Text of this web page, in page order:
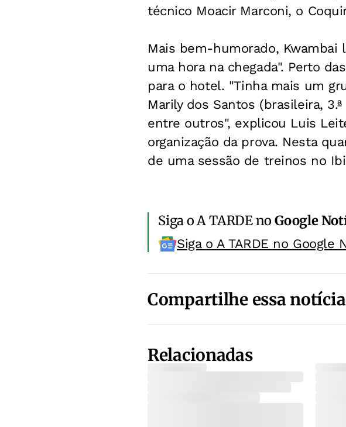
técnico Moacir Marconi, o
Mais bem-humorado, Kwambai
uma hora na chegada". Perto
para o hotel. "Tinha mais um
Marily dos Santos (brasileira,
entre outros", explicou Luis
organização da prova. Nesta
de uma sessão de treinos no
Siga o A TARDE noGoogle
Siga o A TARDE no Google
Compartilhe essa
Relacionadas